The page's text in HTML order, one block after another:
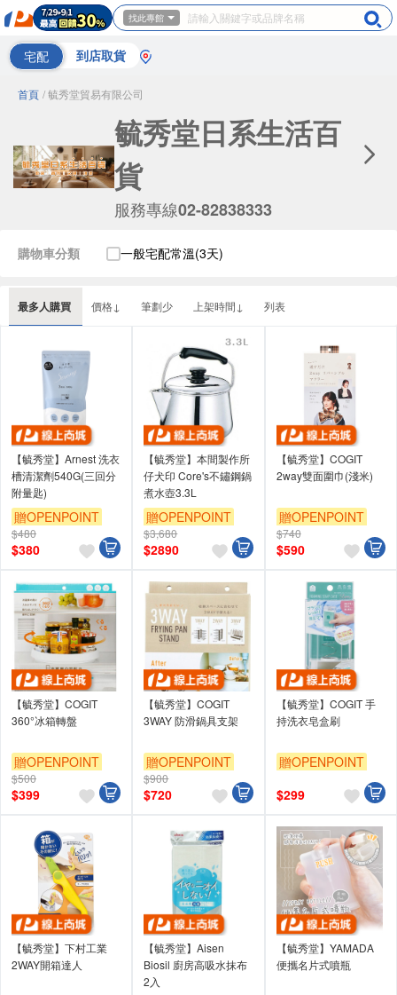
找此專館
宅配 到店取貨
首頁 / 毓秀堂貿易有限公司
毓秀堂日系生活百
貨
服務專線02-82838333
最多人購買 價格↓ 筆劃少 上架時間↓ 列表
購物車分類 一般宅配常溫(3天)
【毓秀堂】Arnest 洗衣
槽清潔劑540G(三回分
附量匙)
贈OPENPOINT
$480
$380
【毓秀堂】本間製作所
仔犬印 Core's不鏽鋼鍋
煮水壺3.3L
贈OPENPOINT
$3,680
$2890
【毓秀堂】COGIT
2way雙面圍巾(淺米)
贈OPENPOINT
$740
$590
【毓秀堂】COGIT
360°冰箱轉盤
贈OPENPOINT
$500
$399
【毓秀堂】COGIT
3WAY 防滑鍋具支架
贈OPENPOINT
$900
$720
【毓秀堂】COGIT 手
持洗衣皂盒刷
贈OPENPOINT
$299
【毓秀堂】下村工業
2WAY開箱達人
【毓秀堂】Aisen
Biosil 廚房高吸水抹布
2入
【毓秀堂】YAMADA
便攜名片式噴瓶